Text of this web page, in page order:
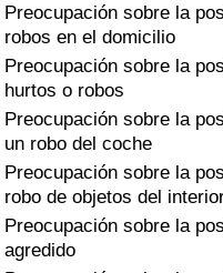
Preocupación sobre la
robos en el domicilio
Preocupación sobre la
hurtos o robos
Preocupación sobre la
un robo del coche
Preocupación sobre la
robo de objetos del
Preocupación sobre la
agredido
Índice de Sanidad
Índice de Sanidad
Índice de Sanidad por